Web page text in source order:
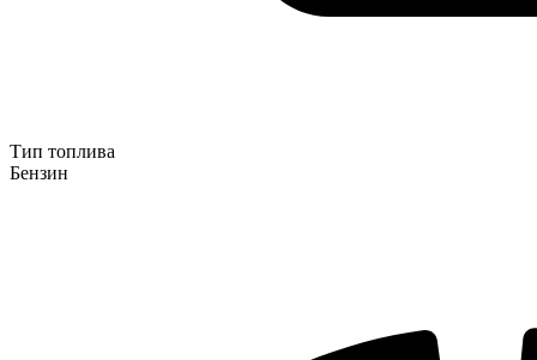
Тип топлива
Бензин